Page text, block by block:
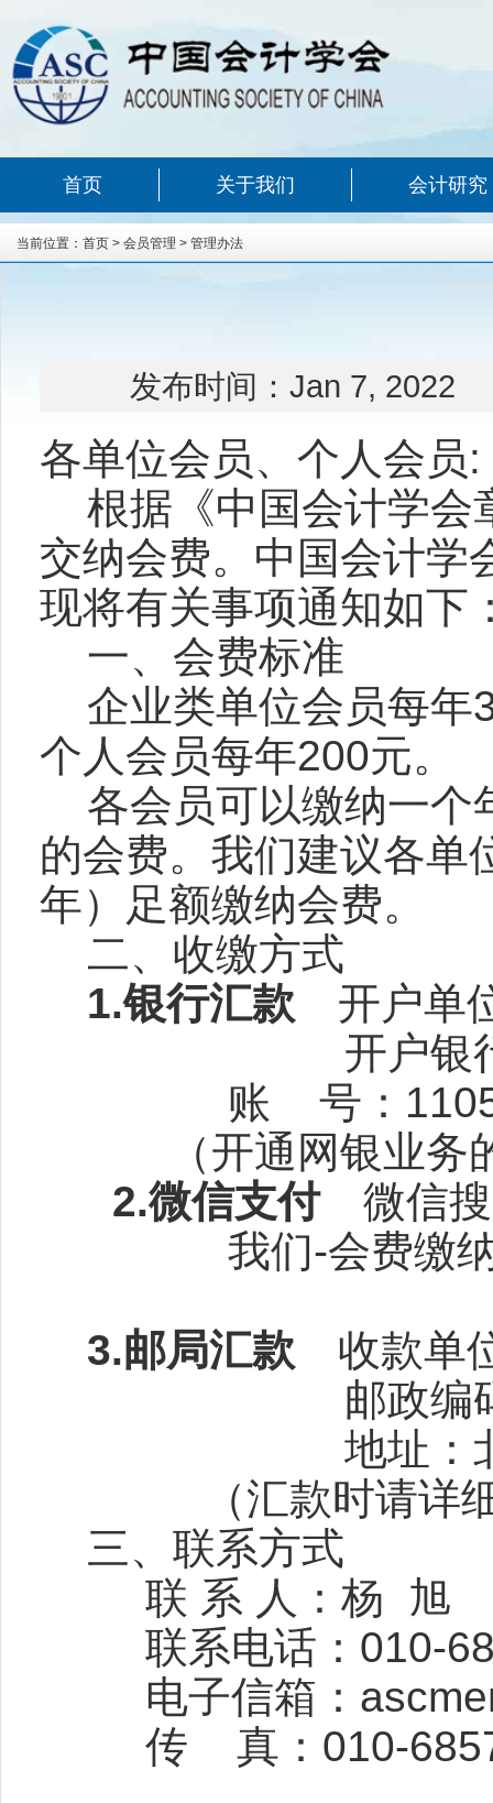
首页 关于我们 会计研究
当前位置： 首页 > 会员管理 > 管理办法
发布时间： Jan 7, 2022
各单位会员、个人会员:
根据《中国会计学会
交纳会费。中国会计学
现将有关事项通知如下
一、会费标准
企业类单位会员每年
个人会员每年200元。
各会员可以缴纳一个
的会费。我们建议各单
年）足额缴纳会费。
二、收缴方式
1.银行汇款 开户单
开户银行：中
账
号：
（开通网银业
2.微信支付 微信
我们-会费缴
3.邮局汇款 收款单
邮政编码
地址：北京
（汇款时请
三、联系方式
联 系 人：杨 旭
联系电话： 010-
电子信箱：
传 真： 010-